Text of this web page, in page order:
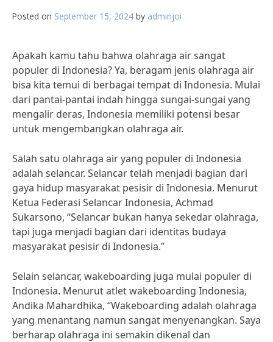
Posted on September 15, 2024 by adminjoi
Apakah kamu tahu bahwa olahraga air sangat
populer di Indonesia? Ya, beragam jenis olahraga air
bisa kita temui di berbagai tempat di Indonesia. Mulai
dari pantai-pantai indah hingga sungai-sungai yang
mengalir deras, Indonesia memiliki potensi besar
untuk mengembangkan olahraga air.
Salah satu olahraga air yang populer di Indonesia
adalah selancar. Selancar telah menjadi bagian dari
gaya hidup masyarakat pesisir di Indonesia. Menurut
Ketua Federasi Selancar Indonesia, Achmad
Sukarsono, “Selancar bukan hanya sekedar olahraga,
tapi juga menjadi bagian dari identitas budaya
masyarakat pesisir di Indonesia.”
Selain selancar, wakeboarding juga mulai populer di
Indonesia. Menurut atlet wakeboarding Indonesia,
Andika Mahardhika, “Wakeboarding adalah olahraga
yang menantang namun sangat menyenangkan. Saya
berharap olahraga ini semakin dikenal dan